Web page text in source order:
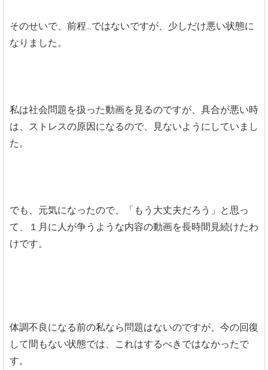
そのせいで、前程...ではないですが、少しだけ悪い状態に
なりました。
私は社会問題を扱った動画を見るのですが、具合が悪い時
は、ストレスの原因になるので、見ないようにしていまし
た。
でも、元気になったので、「もう大丈夫だろう」と思っ
て、１月に人が争うような内容の動画を長時間見続けたわ
けです。
体調不良になる前の私なら問題はないのですが、今の回復
して間もない状態では、これはするべきではなかったで
す。